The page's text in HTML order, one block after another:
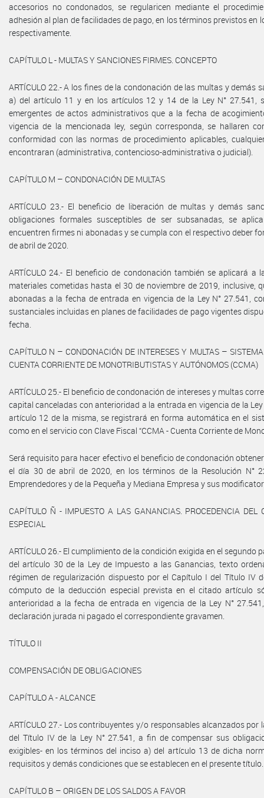
accesorios no condonados, se regularicen mediante el
adhesión al plan de facilidades de pago, en los términos previstos en
respectivamente.
CAPÍTULO L - MULTAS Y SANCIONES FIRMES. CONCEPTO
ARTÍCULO 22.- A los fines de la condonación de las multas y demás
a) del artículo 11 y en los artículos 12 y 14 de la Ley N° 27.541,
emergentes de actos administrativos que a la fecha de
vigencia de la mencionada ley, según corresponda, se hallaren
conformidad con las normas de procedimiento aplicables,
encontraran (administrativa, contencioso-administrativa o judicial).
CAPÍTULO M – CONDONACIÓN DE MULTAS
ARTÍCULO 23.- El beneficio de liberación de multas y demás
obligaciones formales susceptibles de ser subsanadas, se
encuentren firmes ni abonadas y se cumpla con el respectivo deber
de abril de 2020.
ARTÍCULO 24.- El beneficio de condonación también se aplicará a
materiales cometidas hasta el 30 de noviembre de 2019, inclusive,
abonadas a la fecha de entrada en vigencia de la Ley N° 27.541,
sustanciales incluidas en planes de facilidades de pago vigentes
fecha.
CAPÍTULO N – CONDONACIÓN DE INTERESES Y MULTAS –
CUENTA CORRIENTE DE MONOTRIBUTISTAS Y AUTÓNOMOS (CCMA)
ARTÍCULO 25.- El beneficio de condonación de intereses y multas
capital canceladas con anterioridad a la entrada en vigencia de la
artículo 12 de la misma, se registrará en forma automática en el
como en el servicio con Clave Fiscal “CCMA - Cuenta Corriente de
Será requisito para hacer efectivo el beneficio de condonación
el día 30 de abril de 2020, en los términos de la Resolución N°
Emprendedores y de la Pequeña y Mediana Empresa y sus
CAPÍTULO Ñ - IMPUESTO A LAS GANANCIAS. PROCEDENCIA DEL
ESPECIAL
ARTÍCULO 26.- El cumplimiento de la condición exigida en el segundo
del artículo 30 de la Ley de Impuesto a las Ganancias, texto
régimen de regularización dispuesto por el Capítulo I del Título IV
cómputo de la deducción especial prevista en el citado artículo
anterioridad a la fecha de entrada en vigencia de la Ley N°
declaración jurada ni pagado el correspondiente gravamen.
TÍTULO II
COMPENSACIÓN DE OBLIGACIONES
CAPÍTULO A - ALCANCE
ARTÍCULO 27.- Los contribuyentes y/o responsables alcanzados por
del Título IV de la Ley N° 27.541, a fin de compensar sus
exigibles- en los términos del inciso a) del artículo 13 de dicha
requisitos y demás condiciones que se establecen en el presente título.
CAPÍTULO B – ORIGEN DE LOS SALDOS A FAVOR